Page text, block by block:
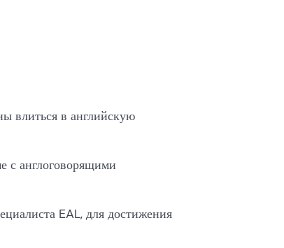
влиться в английскую
с англоговорящими
EAL, для достижения